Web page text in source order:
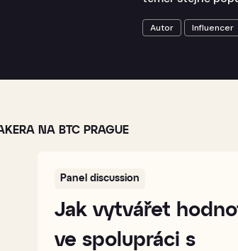
Autor Influencer
NA BTC PRAGUE
Panel discussion
Jak vytvářet
ve spolupráci s